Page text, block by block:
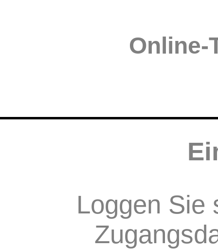
Online-
Loggen Sie